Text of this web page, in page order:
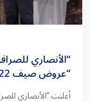
“الأنصاري
“عروض صيف 2022”
أعلنت “الأنصاري